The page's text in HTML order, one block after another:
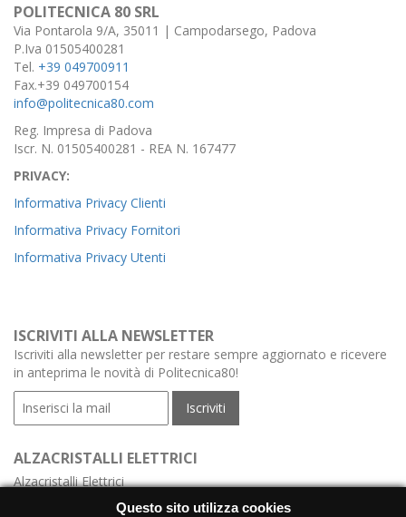
POLITECNICA 80 SRL
Via Pontarola 9/A, 35011 | Campodarsego, Padova
P.Iva 01505400281
Tel. +39 049700911
Fax.+39 049700154
info@politecnica80.com
Reg. Impresa di Padova
Iscr. N. 01505400281 - REA N. 167477
PRIVACY:
Informativa Privacy Clienti
Informativa Privacy Fornitori
Informativa Privacy Utenti
ISCRIVITI ALLA NEWSLETTER
Iscriviti alla newsletter per restare sempre aggiornato e ricevere
in anteprima le novità di Politecnica80!
ALZACRISTALLI ELETTRICI
Alzacristalli Elettrici
Alzacristalli Elettrici MeccanismoQuesto sito utilizza cookies